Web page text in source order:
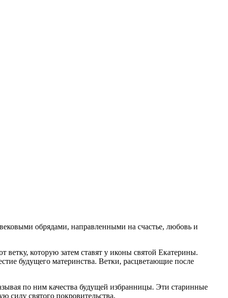
обрядами, направленными на счастье, любовь и
которую затем ставят у иконы святой Екатерины.
будущего материнства. Ветки, расцветающие после
по ним качества будущей избранницы. Эти старинные
силу святого покровительства.